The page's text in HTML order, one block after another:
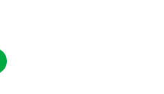
műanyag krómozott mennyiség